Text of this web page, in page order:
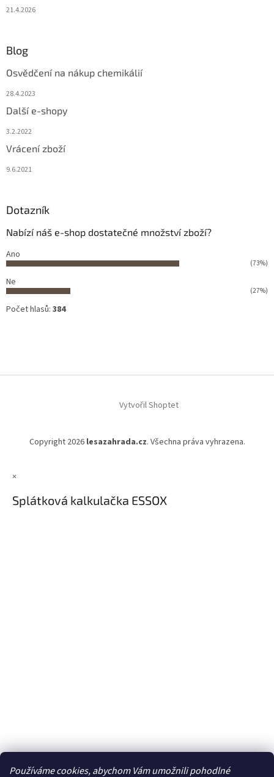
Používáme cookies, abychom Vám umožnili pohodlné
21.4.2026
Blog
Osvědčení na nákup chemikálií
28.4.2023
Další e-shopy
3.2.2022
Vrácení zboží
9.6.2021
Dotazník
Nabízí náš e-shop dostatečné množství zboží?
Ano
(73%)
Ne
(27%)
Počet hlasů: 384
Vytvořil Shoptet
Copyright 2026 lesazahrada.cz. Všechna práva vyhrazena.
×
Splátková kalkulačka ESSOX